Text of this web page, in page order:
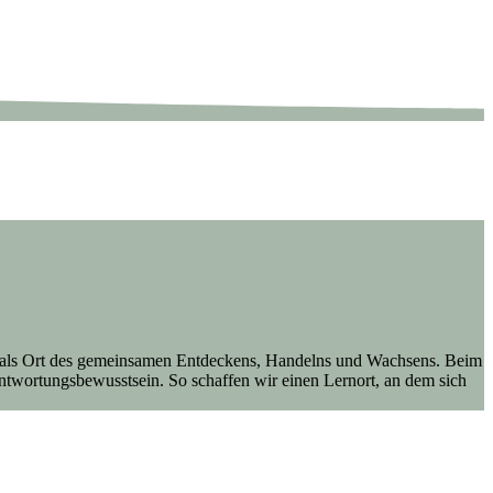
Ort des gemeinsamen Entdeckens, Handelns und Wachsens. Beim
So schaffen wir einen Lernort, an dem sich